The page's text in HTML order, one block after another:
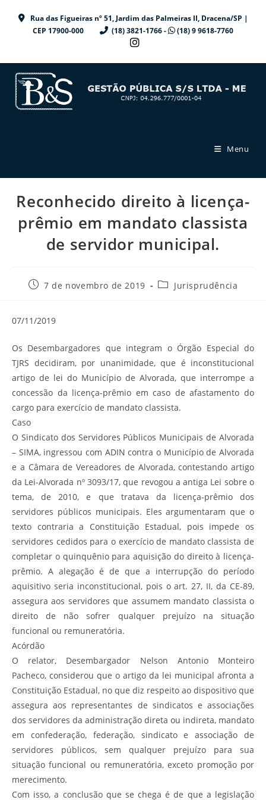
Rua das Figueiras nº 51, Jardim das Palmeiras II, Dracena/SP |
CEP 17900-000
(18) 3821-1766 - (18) 9 9618-7760
Menu
Reconhecido direito à licença-
prêmio em mandato classista
de servidor municipal.
Post7 de novembro de 2019
Categoria
Jurisprudência
07/11/2019
Os Desembargadores que integram o Órgão Especial do
TJRS decidiram, por unanimidade, que é inconstitucional
artigo de lei do Município de Alvorada, que interrompe a
concessão da licença-prêmio em caso de afastamento do
cargo para exercício de mandato classista.
Caso
O Sindicato dos Servidores Públicos Municipais de Alvorada
– SIMA, ingressou com ADIN contra o Município de Alvorada
e a Câmara de Vereadores de Alvorada, contestando artigo
da Lei-Alvorada nº 3093/17, que revogou a antiga Lei sobre o
tema, de 2010, e que tratava da licença-prêmio dos
servidores públicos municipais. Eles argumentaram que o
texto contraria a Constituição Estadual, pois impede os
servidores cedidos para o exercício de mandato classista de
completar o quinquênio para aquisição do direito à licença-
prêmio. A alegação é de que a interrupção do período
aquisitivo seria inconstitucional, pois o art. 27, II, da CE-89,
assegura aos servidores que assumem mandato classista o
direito de não sofrer qualquer prejuízo na situação
funcional ou remuneratória.
Acórdão
O relator, Desembargador Nelson Antonio Monteiro
Pacheco, considerou que o artigo da lei municipal afronta a
Constituição Estadual, no que diz respeito ao dispositivo que
assegura aos representantes de sindicatos e associações
dos servidores da administração direta ou indireta, mandato
em confederação, federação, sindicato e associação de
servidores públicos, sem qualquer prejuízo para sua
situação funcional ou remuneratória, exceto promoção por
merecimento.
Com isso, a conclusão que se chega é de que a legislação